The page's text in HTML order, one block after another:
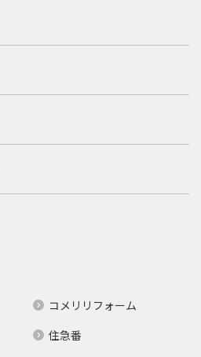
コメリリフォーム
住急番